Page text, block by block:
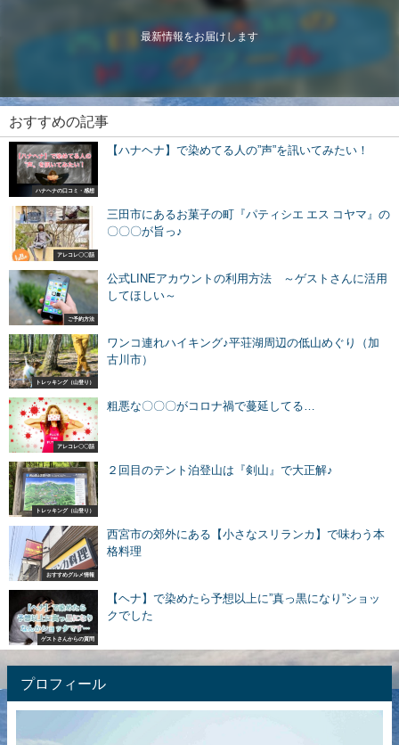
最新情報をお届けします
おすすめの記事
ハナヘナの口コミ・感想
【ハナヘナ】で染めてる人の”声”を訊いてみたい！
アレコレ〇〇話
三田市にあるお菓子の町『パティシエ エス コヤマ』の
〇〇〇が旨っ♪
ご予約方法
公式LINEアカウントの利用方法 ～ゲストさんに活用
してほしい～
トレッキング（山登り）
ワンコ連れハイキング♪平荘湖周辺の低山めぐり（加
古川市）
アレコレ〇〇話
粗悪な〇〇〇がコロナ禍で蔓延してる…
トレッキング（山登り）
２回目のテント泊登山は『剣山』で大正解♪
おすすめグルメ情報
西宮市の郊外にある【小さなスリランカ】で味わう本
格料理
ゲストさんからの質問
【ヘナ】で染めたら予想以上に”真っ黒になり”ショッ
クでした
プロフィール